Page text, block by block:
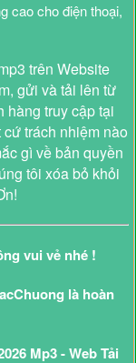
cao cho điện thoại,
trên Website
gửi và tải lên từ
hàng truy cập tại
trách nhiệm nào
gì về bản quyền
tôi xóa bỏ khỏi
vui vẻ nhé !
là hoàn
Mp3 - Web Tải